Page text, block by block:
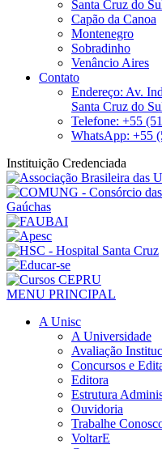
Santa Cruz do Sul
Capão da Canoa
Montenegro
Sobradinho
Venâncio Aires
Contato
Endereço: Av.
Santa Cruz do
Telefone: +55
WhatsApp: +55
Instituição Credenciada
MENU PRINCIPAL
A Unisc
A Universidade
Avaliação
Concursos e
Editora
Estrutura
Ouvidoria
Trabalhe
VoltarE